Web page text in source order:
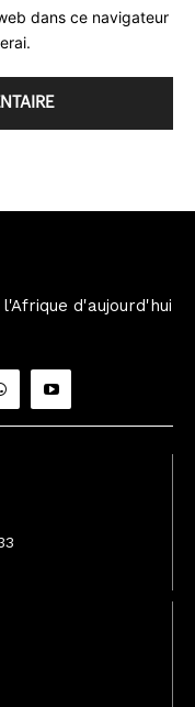
dans ce navigateur
d'aujourd'hui